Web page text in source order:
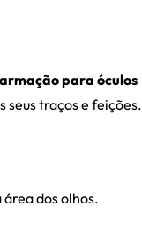
armação para óculos
seus traços e feições.
dos olhos.